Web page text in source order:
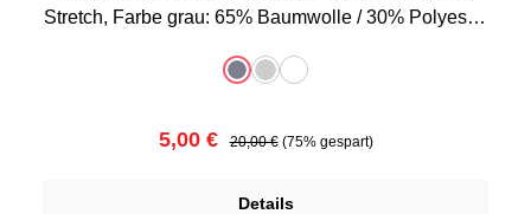
Stretch, Farbe grau: 65% Baumwolle / 30% Polyester
auswählendunkelblau
(Diese Option ist zurzeit nicht verfügbar.)
grau-melange
weiß
Verkaufspreis:
5,00 € Regulärer Preis:
20,00 € (75% gespart)
Details